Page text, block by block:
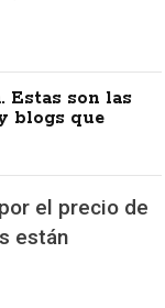
Estas son las
blogs que
el precio de
están